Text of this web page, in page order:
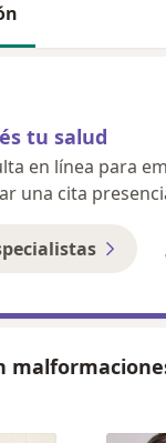
tu salud
en línea para
una cita